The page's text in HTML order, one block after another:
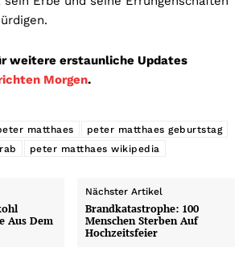
weitere erstaunliche Updates
Morgen.
matthaes
peter matthaes geburtstag
peter matthaes wikipedia
Aus Dem
Nächster Artikel
Brandkatastrophe: 100
Menschen Sterben Auf
Hochzeitsfeier